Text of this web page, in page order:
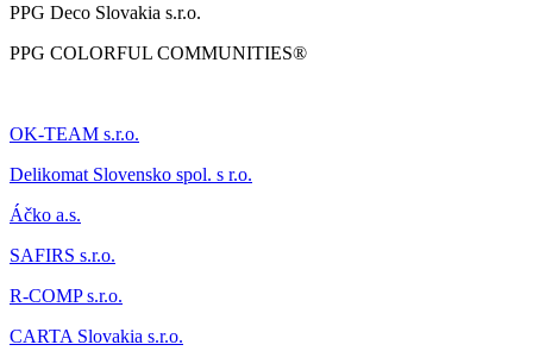
PPG Deco Slovakia s.r.o.
PPG COLORFUL COMMUNITIES®
OK-TEAM s.r.o.
Delikomat Slovensko spol. s r.o.
Áčko a.s.
SAFIRS s.r.o.
R-COMP s.r.o.
CARTA Slovakia s.r.o.